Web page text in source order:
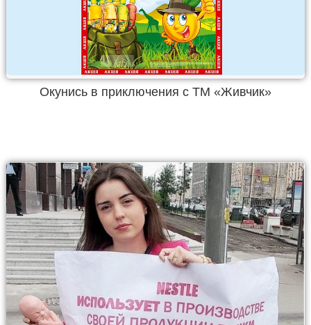
Окунись в приключения с ТМ «Живчик»